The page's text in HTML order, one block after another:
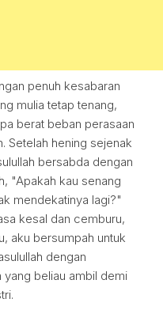
penuh kesabaran
mulia tetap tenang,
berat beban perasaan
Setelah hening sejenak
bersabda dengan
"Apakah kau senang
mendekatinya lagi?"
kesal dan cemburu,
aku bersumpah untuk
dengan
yang beliau ambil demi